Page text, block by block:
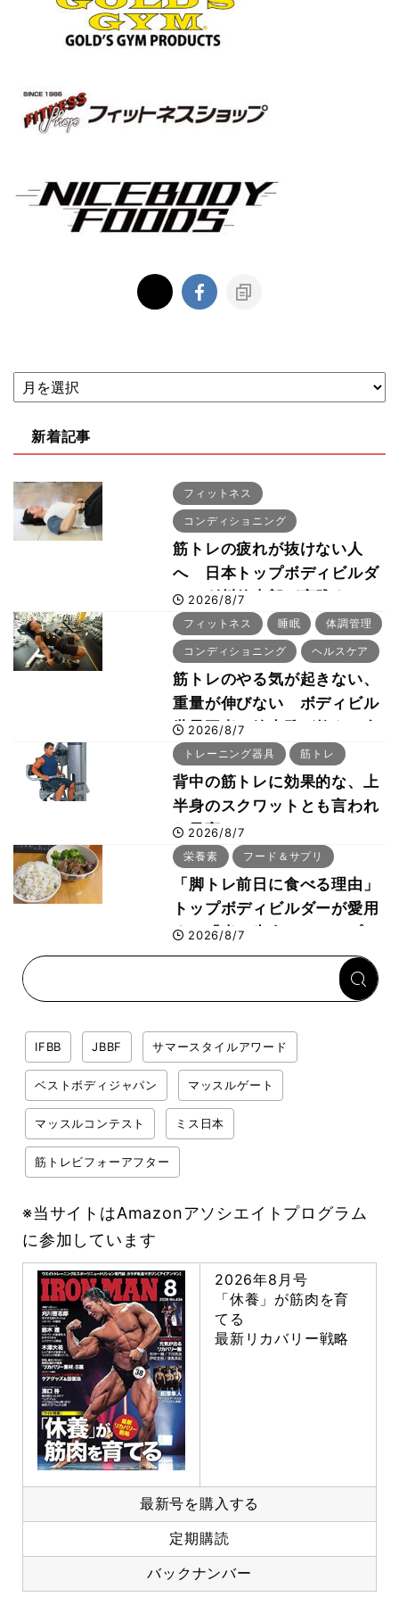
新着記事
フィットネス
コンディショニング
筋トレの疲れが抜けない人
へ 日本トップボディビルダ
ー・刈川啓志郎が実践する
「回復習慣」
2026/8/7
フィットネス 睡眠 体調管理
コンディショニング ヘルスケア
筋トレのやる気が起きない、
重量が伸びない ボディビル
世界王者・鈴木雅が教える食
事・睡眠・呼吸の整え方
2026/8/7
トレーニング器具 筋トレ
背中の筋トレに効果的な、上
半身のスクワットとも言われ
た最高マシン“ノーチラス・
プルオーバーマシン”とは？
2026/8/7
栄養素 フード＆サプリ
「脚トレ前日に食べる理由」
トップボディビルダーが愛用
する「米＋牛肉」のシンプル
回復メシとは？
2026/8/7
IFBB JBBF サマースタイルアワード
ベストボディジャパン マッスルゲート
マッスルコンテスト ミス日本
筋トレビフォーアフター
※当サイトはAmazonアソシエイトプログラム
に参加しています
2026年8月号
「休養」が筋肉を育
てる
最新リカバリー戦略
最新号を購入する
定期購読
バックナンバー